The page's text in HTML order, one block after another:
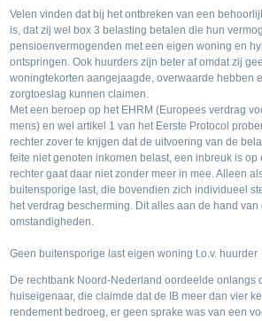
Velen vinden dat bij het ontbreken van een
is, dat zij wel box 3 belasting betalen die hun
pensioenvermogenden met een eigen woning en
ontspringen. Ook huurders zijn beter af omdat zij
woningtekorten aangejaagde, overwaarde hebben
zorgtoeslag kunnen claimen.
Met een beroep op het EHRM (Europees verdrag
mens) en wel artikel 1 van het Eerste Protocol
rechter zover te krijgen dat de uitvoering van de
feite niet genoten inkomen belast, een inbreuk is op
rechter gaat daar niet zonder meer in mee. Alleen
buitensporige last, die bovendien zich individueel
het verdrag bescherming. Dit alles aan de hand van
omstandigheden.
Geen buitensporige last eigen woning t.o.v. huurder
De rechtbank Noord-Nederland oordeelde onlangs
huiseigenaar, die claimde dat de IB meer dan vier
rendement bedroeg, er geen sprake was van een